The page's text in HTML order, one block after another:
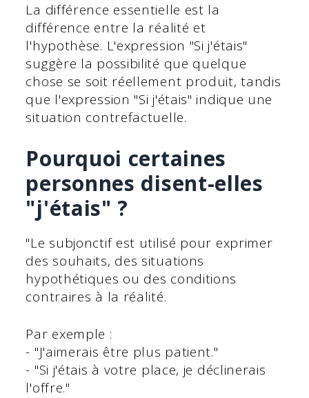
La différence essentielle est la
différence entre la réalité et
l'hypothèse. L'expression "Si j'étais"
suggère la possibilité que quelque
chose se soit réellement produit, tandis
que l'expression "Si j'étais" indique une
situation contrefactuelle.
Pourquoi certaines
personnes disent-elles
"j'étais" ?
"Le subjonctif est utilisé pour exprimer
des souhaits, des situations
hypothétiques ou des conditions
contraires à la réalité.
Par exemple :
- "J'aimerais être plus patient."
- "Si j'étais à votre place, je déclinerais
l'offre."